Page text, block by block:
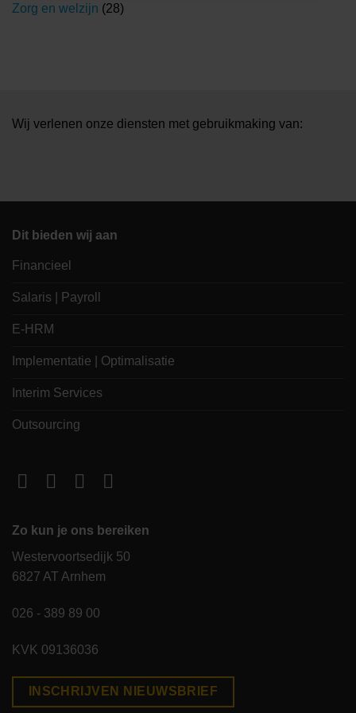
Zorg en welzijn (28)
Wij verlenen onze diensten met gebruikmaking van:
Dit bieden wij aan
Financieel
Salaris | Payroll
E-HRM
Implementatie | Optimalisatie
Interim Services
Outsourcing
Zo kun je ons bereiken
Westervoortsedijk 50
6827 AT Arnhem
026 - 389 89 00
KVK 09136036
INSCHRIJVEN NIEUWSBRIEF